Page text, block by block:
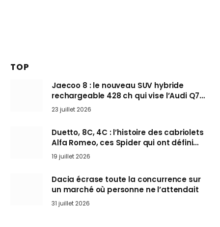
TOP
Jaecoo 8 : le nouveau SUV hybride
rechargeable 428 ch qui vise l’Audi Q7
arrive en Europe cet automne
23 juillet 2026
Duetto, 8C, 4C : l’histoire des cabriolets
Alfa Romeo, ces Spider qui ont défini
l’art de rouler cheveux au vent
19 juillet 2026
Dacia écrase toute la concurrence sur
un marché où personne ne l’attendait
31 juillet 2026